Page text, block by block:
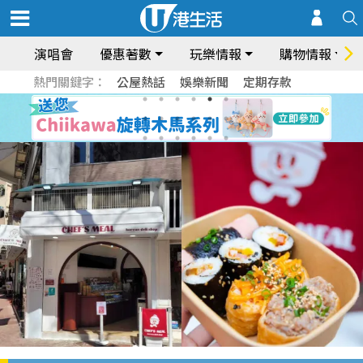
演唱會 優惠著數 玩樂情報 購物情報
熱門關鍵字： 公屋熱話 娛樂新聞 定期存款